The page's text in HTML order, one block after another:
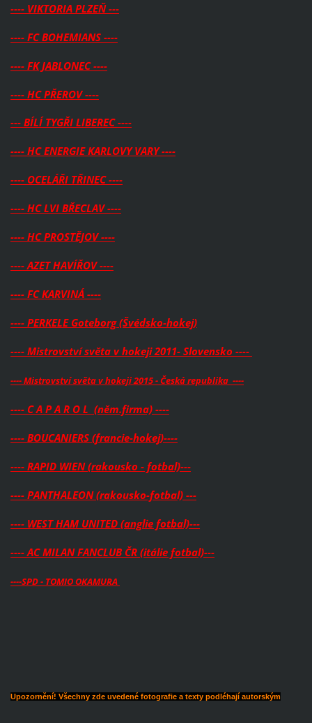
---- VIKTORIA PLZEŇ ---
---- FC BOHEMIANS ----
---- FK JABLONEC ----
---- HC PŘEROV ----
--- BÍLÍ TYGŘI LIBEREC ----
---- HC ENERGIE KARLOVY VARY ----
---- OCELÁŘI TŘINEC ----
---- HC LVI BŘECLAV ----
---- HC PROSTĚJOV ----
---- AZET HAVÍŘOV ----
---- FC KARVINÁ ----
---- PERKELE Goteborg (Švédsko-hokej)
---- Mistrovství světa v hokeji 2011- Slovensko ----
---- Mistrovství světa v hokeji 2015 - Česká republika ----
---- C A P A R O L (něm.firma) ----
---- BOUCANIERS (francie-hokej)----
---- RAPID WIEN (rakousko - fotbal)---
---- PANTHALEON (rakousko-fotbal) ---
---- WEST HAM UNITED (anglie fotbal)---
---- AC MILAN FANCLUB ČR (itálie fotbal)---
----SPD - TOMIO OKAMURA
Upozornění! Všechny zde uvedené fotografie a texty podléhají autorským